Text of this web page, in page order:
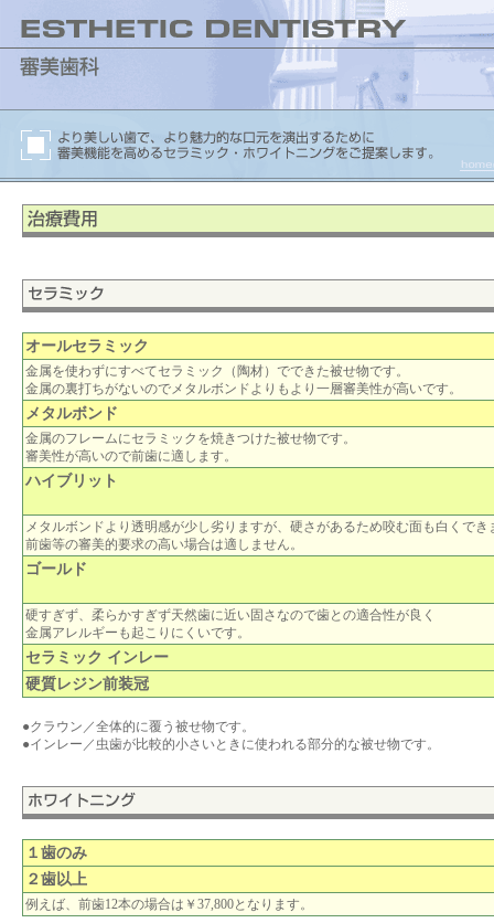
オールセラミック
金属を使わずにすべてセラミック（陶材）でできた被せ物です。
金属の裏打ちがないのでメタルボンドよりもより一層審美性が高いです。
メタルボンド
金属のフレームにセラミックを焼きつけた被せ物です。
審美性が高いので前歯に適します。
ハイブリット
メタルボンドより透明感が少し劣りますが、硬さがあるため咬む面も白くでき
前歯等の審美的要求の高い場合は適しません。
ゴールド
硬すぎず、柔らかすぎず天然歯に近い固さなので歯との適合性が良く
金属アレルギーも起こりにくいです。
セラミック インレー
硬質レジン前装冠
●クラウン／全体的に覆う被せ物です。
●インレー／虫歯が比較的小さいときに使われる部分的な被せ物です。
１歯のみ
２歯以上
例えば、前歯12本の場合は￥37,800となります。